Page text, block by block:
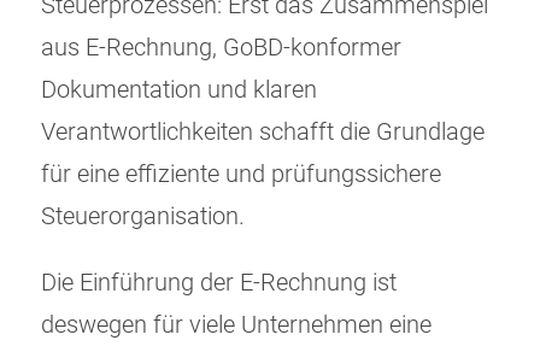
Steuerprozessen: Erst das Zusammenspiel
aus E-Rechnung, GoBD-konformer
Dokumentation und klaren
Verantwortlichkeiten schafft die Grundlage
für eine effiziente und prüfungssichere
Steuerorganisation.
Die Einführung der E-Rechnung ist
deswegen für viele Unternehmen eine